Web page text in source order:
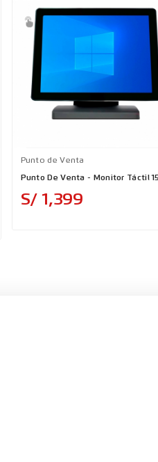
Punto de Venta
Punto De Venta - Monitor Táctil
S/ 1,399